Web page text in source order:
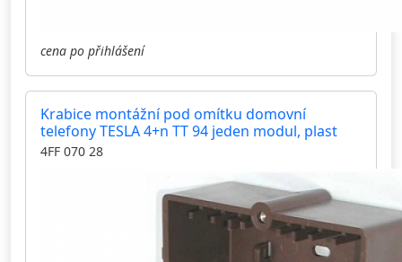
cena po přihlášení
Krabice montážní pod omítku domovní
telefony TESLA 4+n TT 94 jeden modul, plast
4FF 070 28